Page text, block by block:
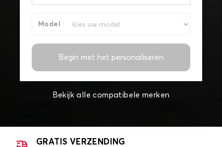
Model
Begin met het personaliseren
Bekijk alle compatibele merken
GRATIS VERZENDING